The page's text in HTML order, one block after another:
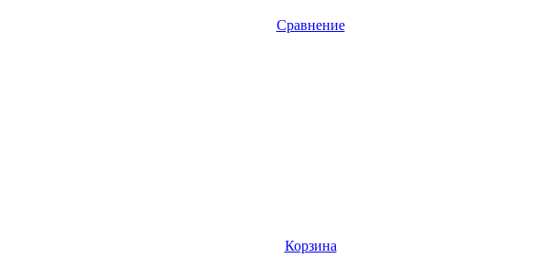
Сравнение
Корзина